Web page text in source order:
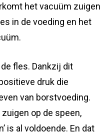
het vacuüm zuigen
in de voeding en het
fles. Dankzij dit
druk die
van borstvoeding.
op de speen,
is al voldoende. En dat